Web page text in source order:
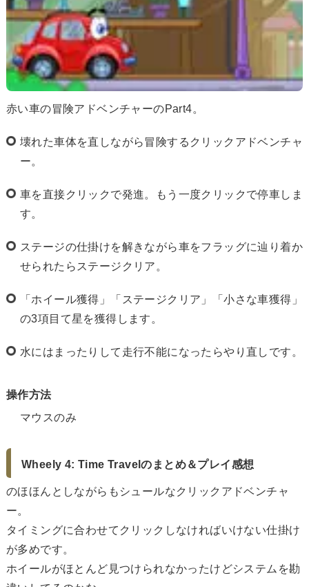
赤い車の冒険アドベンチャーのPart4。
壊れた車体を直しながら冒険するクリックアドベンチャ
ー。
車を直接クリックで発進。もう一度クリックで停車しま
す。
ステージの仕掛けを解きながら車をフラッグに辿り着か
せられたらステージクリア。
「ホイール獲得」「ステージクリア」「小さな車獲得」
の3項目て星を獲得します。
水にはまったりして走行不能になったらやり直しです。
操作方法
マウスのみ
Wheely 4: Time Travelのまとめ＆プレイ感想
のほほんとしながらもシュールなクリックアドベンチャ
ー。
タイミングに合わせてクリックしなければいけない仕掛け
が多めです。
ホイールがほとんど見つけられなかったけどシステムを勘